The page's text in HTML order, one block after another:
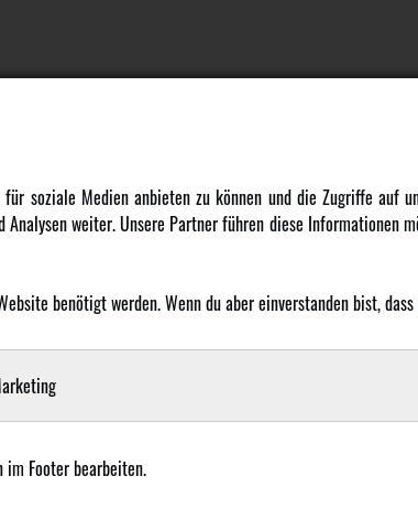
Datenschutz
soziale Medien anbieten zu können und die Zugriffe auf
weiter. Unsere Partner führen diese
benötigt werden. Wenn du aber einverstanden bist,
im Footer bearbeiten.